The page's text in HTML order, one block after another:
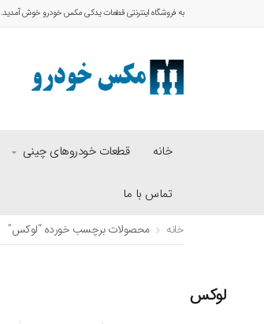
به فروشگاه اینترنتی قطعات یدکی مکس خودرو خوش آمدید.
خانه قطعات خودروهای چینی
تماس با ما
خانه محصولات برچسب خورده “لوکس”
لوکس